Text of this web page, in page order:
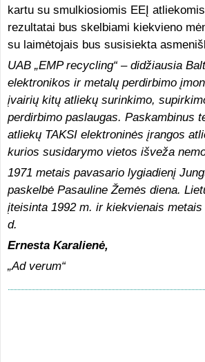
kartu su smulkiosiomis EEĮ
rezultatai bus skelbiami kiekvieno
su laimėtojais bus susisiekta
UAB „EMP recycling“ – didžiausia
elektronikos ir metalų perdirbimo
įvairių kitų atliekų surinkimo,
perdirbimo paslaugas. Paskambinus
atliekų TAKSI elektroninės įrangos
kurios susidarymo vietos išveža
1971 metais pavasario lygiadienį
paskelbė Pasauline Žemės diena.
įteisinta 1992 m. ir kiekvienais
d.
Ernesta Karalienė,
„Ad verum“